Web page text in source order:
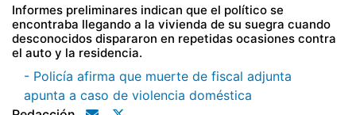
Informes preliminares indican que el político se
encontraba llegando a la vivienda de su suegra cuando
desconocidos dispararon en repetidas ocasiones contra
el auto y la residencia.
- Policía afirma que muerte de fiscal adjunta
apunta a caso de violencia doméstica